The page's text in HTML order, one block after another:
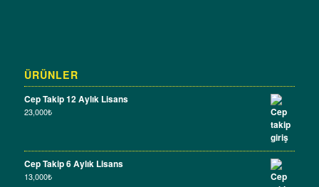
ÜRÜNLER
Cep Takip 12 Aylık Lisans
23,000₺
Cep Takip 6 Aylık Lisans
13,000₺